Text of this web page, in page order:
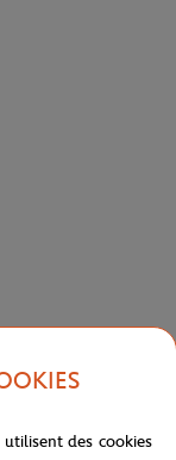
utilisent des cookies